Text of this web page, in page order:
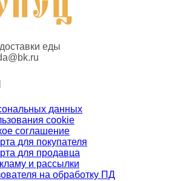
еды
данных
cookie
соглашение
для покупателя
для продавца
и рассылки
на обработку ПД